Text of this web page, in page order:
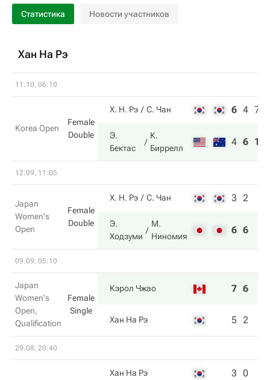
Статистика Новости участников
Хан На Рэ
11.10, 06:10
Korea Open
Female
Double
Х. Н. Рэ С. Чан 6 4 7
Э.
Бектас
К.
Биррелл
4 6 10
12.09, 11:05
Japan
Women's
Open
Female
Double
Х. Н. Рэ С. Чан 3 2
Э.
Ходзуми
М.
Ниномия
6 6
09.09, 05:10
Japan
Women's
Open,
Qualification
Female
Single
Кэрол Чжао 7 6
Хан На Рэ 5 2
29.08, 20:40
Хан На Рэ 3 0